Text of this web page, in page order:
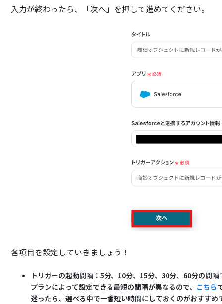
入力が終わったら、「次へ」を押して進めてください。
各項目を設定していきましょう！
トリガーの起動間隔：5分、10分、15分、30分、60分の間
プランによって設定できる最短の間隔が異なるので、 こちら
迷ったら、選べる中で一番短い時間にしておくのがおすすめ